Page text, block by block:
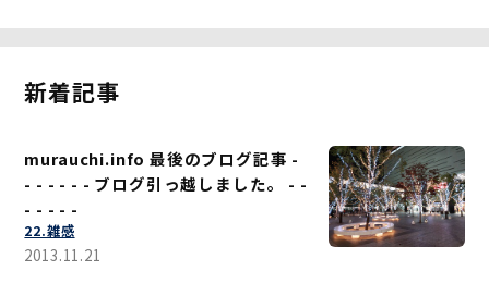
新着記事
murauchi.info 最後のブログ記事 -
- - - - - - ブログ引っ越しました。 - -
- - - - -
22.雑感
2013.11.21